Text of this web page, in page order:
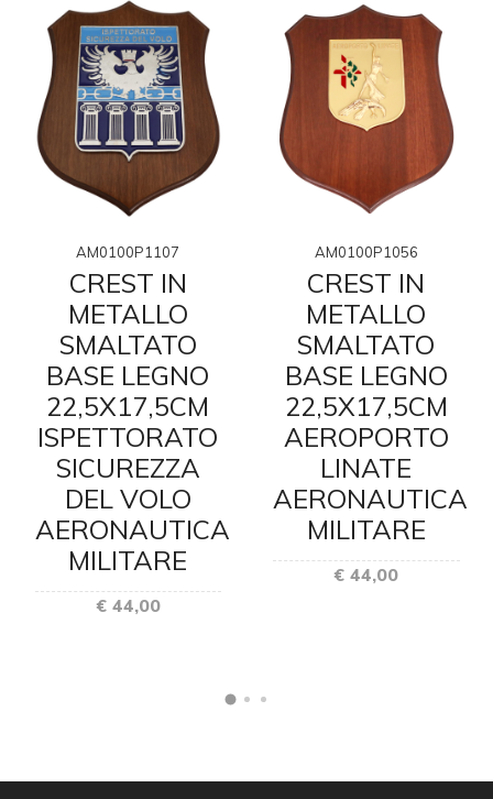
AM0100P1107
CREST IN
METALLO
SMALTATO
BASE LEGNO
22,5X17,5CM
ISPETTORATO
SICUREZZA
DEL VOLO
AERONAUTICA
MILITARE
€ 44,00
AM0100P1056
CREST IN
METALLO
SMALTATO
BASE LEGNO
22,5X17,5CM
AEROPORTO
LINATE
AERONAUTICA
MILITARE
€ 44,00